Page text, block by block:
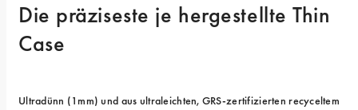
Die präziseste je hergestellte Thin
Case
Ultradünn (1mm) und aus ultraleichten, GRS-zertifizierten recyceltem